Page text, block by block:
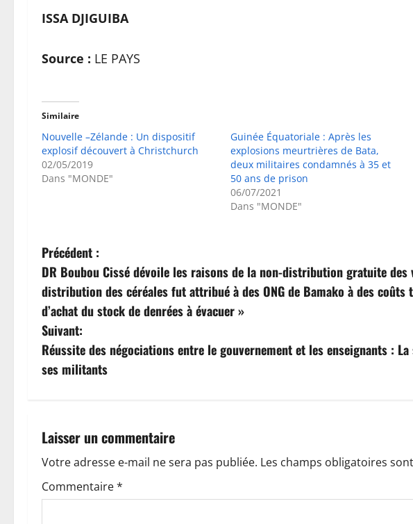
ISSA DJIGUIBA
Source : LE PAYS
Similaire
Nouvelle –Zélande : Un dispositif
explosif découvert à Christchurch
02/05/2019
Dans "MONDE"
Guinée Équatoriale : Après les
explosions meurtrières de Bata,
deux militaires condamnés à 35 et
50 ans de prison
06/07/2021
Dans "MONDE"
N
a
v
i
g
t
i
o
Précédent :
DR Boubou Cissé dévoile les raisons de la non-distribution gratuite des
distribution des céréales fut attribué à des ONG de Bamako à des coûts
d’achat du stock de denrées à évacuer »
Suivant:
Réussite des négociations entre le gouvernement et les enseignants :
ses militants
Laisser un commentaire
Votre adresse e-mail ne sera pas publiée. Les champs obligatoires
Commentaire*